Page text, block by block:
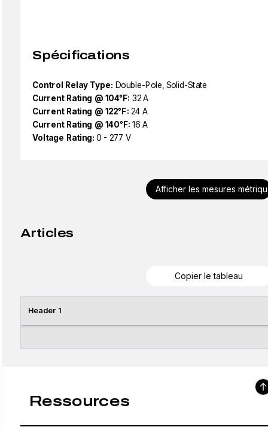
Spécifications
Control Relay Type: Double-Pole, Solid-State
Current Rating @ 104°F: 32 A
Current Rating @ 122°F: 24 A
Current Rating @ 140°F: 16 A
Voltage Rating: 0 - 277 V
Afficher les mesures
Articles
Copier le tableau
Header 1
Ressources